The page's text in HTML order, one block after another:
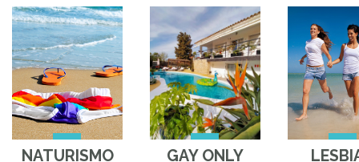
NATURISMO GAY ONLY